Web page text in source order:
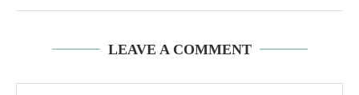
LEAVE A COMMENT